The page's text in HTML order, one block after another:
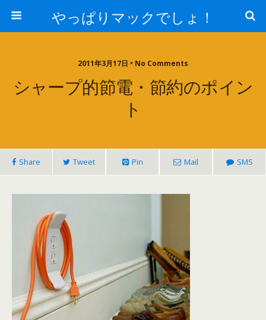
やっぱりマックでしょ！
2011年3月17日 • No Comments
シャープ的節電・節約のポイン
ト
Share Tweet Pin Mail SMS